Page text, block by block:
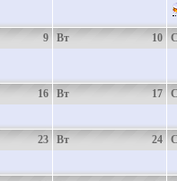
9 10
Вт
16 17
Вт
23 24
Вт